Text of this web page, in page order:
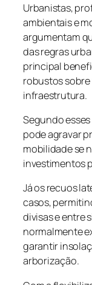
Urbanistas,
ambientais e
argumentam
das regras
principal
robustos
infraestrutura.
Segundo
pode agravar
mobilidade se
investimentos
Já os recuos
casos,
divisas e entre
normalmente
garantir
arborização.